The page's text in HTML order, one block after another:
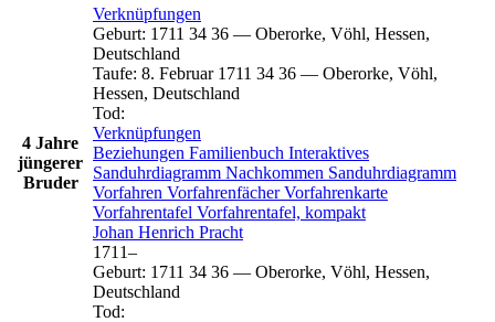
4 Jahre
jüngerer
Bruder
Verknüpfungen
Geburt: 1711 34 36 — Oberorke, Vöhl, Hessen,
Deutschland
Taufe: 8. Februar 1711 34 36 — Oberorke, Vöhl,
Hessen, Deutschland
Tod:
Verknüpfungen
Beziehungen Familienbuch Interaktives
Sanduhrdiagramm Nachkommen Sanduhrdiagramm
Vorfahren VorfahrenfächerVorfahrenkarte
Vorfahrentafel Vorfahrentafel, kompakt
Johan Henrich Pracht
1711–
Geburt: 1711 34 36 — Oberorke, Vöhl, Hessen,
Deutschland
Tod: